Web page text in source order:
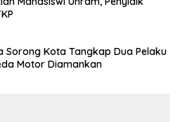
Sorong Kota Tangkap Dua Pelaku
Motor Diamankan